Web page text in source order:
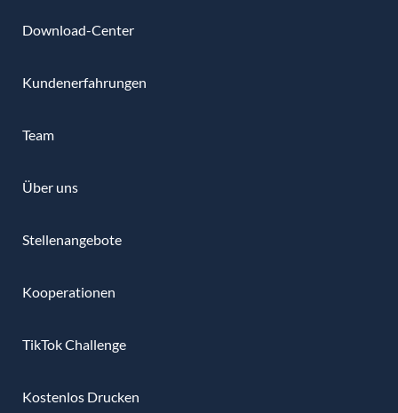
Download-Center
Kundenerfahrungen
Team
Über uns
Stellenangebote
Kooperationen
TikTok Challenge
Kostenlos Drucken